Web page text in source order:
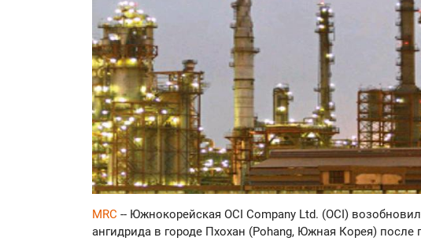
MRC -- Южнокорейская OCI Company Ltd. (OCI)
ангидрида в городе Пхохан (Pohang, Южная Корея) после